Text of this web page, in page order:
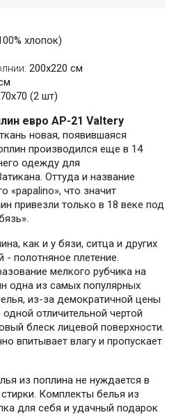
хлопок)
200х220 см
70x70 (2 шт)
евро AP-21 Valtery
новая, появившаяся
производился еще в 14
одежду для
Оттуда и название
«papalino», что значит
привезли только в 18 веке под
как и у бязи, ситца и других
- полотняное плетение.
мелкого рубчика на
одна из самых популярных
из-за демократичной цены
отличительной чертой
блеск лицевой поверхности.
впитывает влагу и пропускает
из поплина не нуждается в
Комплекты белья из
для себя и удачный подарок